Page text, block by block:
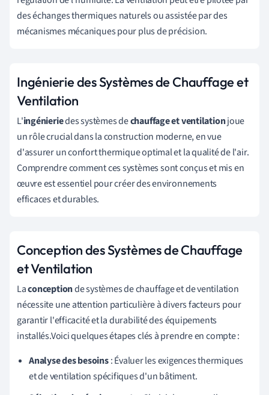
des échanges thermiques naturels ou assistée par des
mécanismes mécaniques pour plus de précision.
Ingénierie des Systèmes de Chauffage et
Ventilation
L'ingénieriedes systèmes dechauffage et ventilationjoue
un rôle crucial dans la construction moderne, en vue
d'assurer un confort thermique optimal et la qualité de l'air.
Comprendre comment ces systèmes sont conçus et mis en
œuvre est essentiel pour créer des environnements
efficaces et durables.
Conception des Systèmes de Chauffage
et Ventilation
Laconceptionde systèmes de chauffage et de ventilation
nécessite une attention particulière à divers facteurs pour
garantir l'efficacité et la durabilité des équipements
installés.Voici quelques étapes clés à prendre en compte :
Analyse des besoins: Évaluer les exigences thermiques
et de ventilation spécifiques d'un bâtiment.